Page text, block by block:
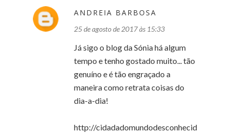
ANDREIA BARBOSA
25 de agosto de 2017 às 15:33
Já sigo o blog da Sónia há algum
tempo e tenho gostado muito... tão
genuíno e é tão engraçado a
maneira como retrata coisas do
dia-a-dia!
http://cidadadomundodesconhecid